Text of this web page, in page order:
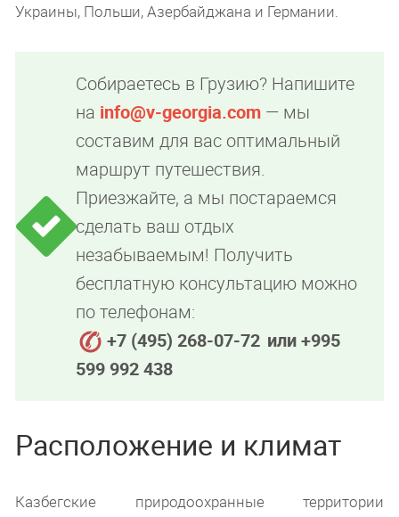
Украины, Польши, Азербайджана и Германии.
Собираетесь в Грузию? Напишите
на info@v-georgia.com — мы
составим для вас оптимальный
маршрут путешествия.
Приезжайте, а мы постараемся
сделать ваш отдых
незабываемым! Получить
бесплатную консультацию можно
по телефонам:
+7 (495) 268-07-72 или +995
599 992 438
Расположение и климат
Казбегские природоохранные территории